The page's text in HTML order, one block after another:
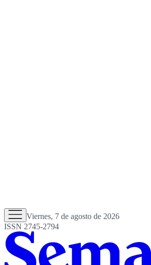
Viernes, 7 de agosto de 2026
ISSN 2745-2794